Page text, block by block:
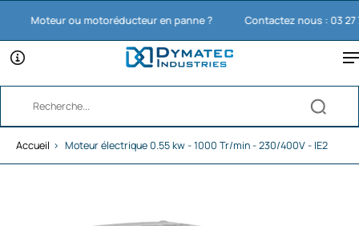
Moteur ou motoréducteur en panne ? Contactez nous : 03 27 74
Accueil › Moteur électrique 0.55 kw - 1000 Tr/min - 230/400V - IE2